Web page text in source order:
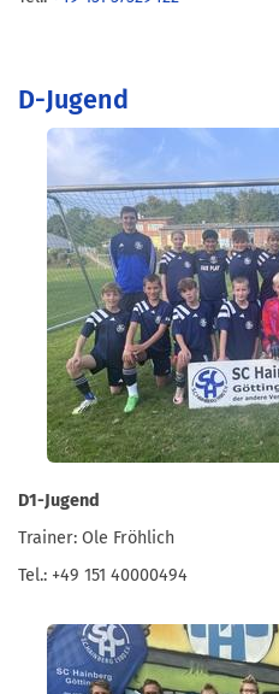
D-Jugend
D1-Jugend
Trainer: Ole Fröhlich
Tel.: +49 151 40000494